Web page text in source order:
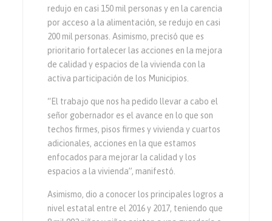
redujo en casi 150 mil personas y en la carencia
por acceso a la alimentación, se redujo en casi
200 mil personas. Asimismo, precisó que es
prioritario fortalecer las acciones en la mejora
de calidad y espacios de la vivienda con la
activa participación de los Municipios.
“El trabajo que nos ha pedido llevar a cabo el
señor gobernador es el avance en lo que son
techos firmes, pisos firmes y vivienda y cuartos
adicionales, acciones en la que estamos
enfocados para mejorar la calidad y los
espacios a la vivienda”, manifestó.
Asimismo, dio a conocer los principales logros a
nivel estatal entre el 2016 y 2017, teniendo que